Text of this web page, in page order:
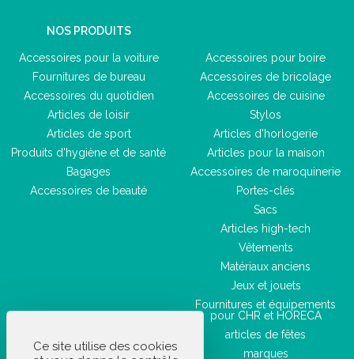
NOS PRODUITS
Accessoires pour la voiture
Fournitures de bureau
Accessoires du quotidien
Articles de loisir
Articles de sport
Produits d'hygiène et de santé
Bagages
Accessoires de beauté
Accessoires pour boire
Accessoires de bricolage
Accessoires de cuisine
Stylos
Articles d'horlogerie
Articles pour la maison
Accessoires de maroquinerie
Portes-clés
Sacs
Articles high-tech
Vêtements
Matériaux anciens
Jeux et jouets
Fournitures et équipements
pour CHR et HORECA
articles de fêtes
marques
Ce site utilise des cookies